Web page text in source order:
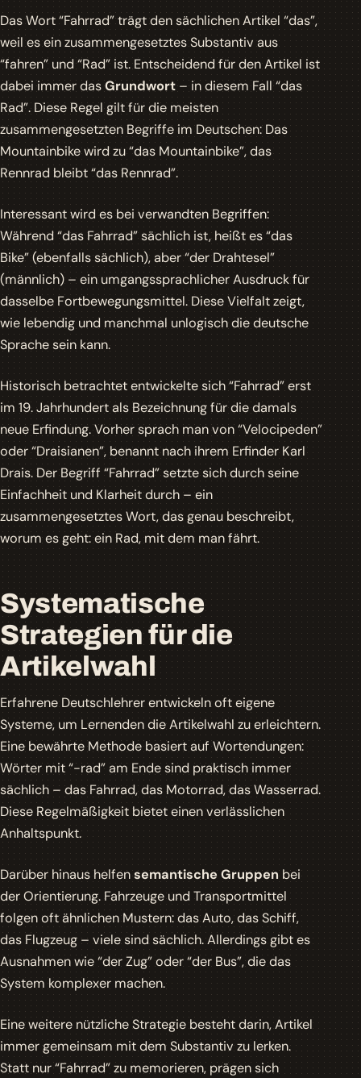
Das Wort “Fahrrad” trägt den sächlichen Artikel “das”,
weil es ein zusammengesetztes Substantiv aus
“fahren” und “Rad” ist. Entscheidend für den Artikel ist
dabei immer dasGrundwort– in diesem Fall “das
Rad”. Diese Regel gilt für die meisten
zusammengesetzten Begriffe im Deutschen: Das
Mountainbike wird zu “das Mountainbike”, das
Rennrad bleibt “das Rennrad”.
Interessant wird es bei verwandten Begriffen:
Während “das Fahrrad” sächlich ist, heißt es “das
Bike” (ebenfalls sächlich), aber “der Drahtesel”
(männlich) – ein umgangssprachlicher Ausdruck für
dasselbe Fortbewegungsmittel. Diese Vielfalt zeigt,
wie lebendig und manchmal unlogisch die deutsche
Sprache sein kann.
Historisch betrachtet entwickelte sich “Fahrrad” erst
im 19. Jahrhundert als Bezeichnung für die damals
neue Erfindung. Vorher sprach man von “Velocipeden”
oder “Draisianen”, benannt nach ihrem Erfinder Karl
Drais. Der Begriff “Fahrrad” setzte sich durch seine
Einfachheit und Klarheit durch – ein
zusammengesetztes Wort, das genau beschreibt,
worum es geht: ein Rad, mit dem man fährt.
Systematische
Strategien für die
Artikelwahl
Erfahrene Deutschlehrer entwickeln oft eigene
Systeme, um Lernenden die Artikelwahl zu erleichtern.
Eine bewährte Methode basiert aufWortendungen:
Wörter mit “-rad” am Ende sind praktisch immer
sächlich – das Fahrrad, das Motorrad, das Wasserrad.
Diese Regelmäßigkeit bietet einen verlässlichen
Anhaltspunkt.
Darüber hinaus helfensemantische Gruppenbei
der Orientierung. Fahrzeuge und Transportmittel
folgen oft ähnlichen Mustern: das Auto, das Schiff,
das Flugzeug – viele sind sächlich. Allerdings gibt es
Ausnahmen wie “der Zug” oder “der Bus”, die das
System komplexer machen.
Eine weitere nützliche Strategie besteht darin, Artikel
immer gemeinsam mit dem Substantiv zu lerken.
Statt nur “Fahrrad” zu memorieren, prägen sich